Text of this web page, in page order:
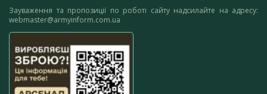
Зауваження та пропозиції по роботі сайту надсилайте на адресу:
webmaster@armyinform.com.ua